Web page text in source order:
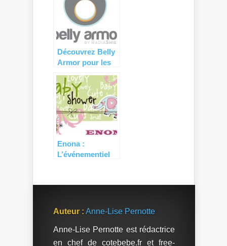
Découvrez Belly
Armor pour les
mamans…
Enona :
L’événementiel
mamans !
Auteur : Anne-Lise Pernotte
Anne-Lise Pernotte est rédactrice
en chef de cotebebe.fr et free-